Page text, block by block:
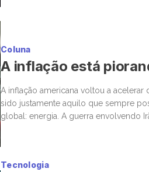
Coluna
A inflação está
A inflação americana voltou a
sido justamente aquilo que sempre
global: energia. A guerra envolvendo
Tecnologia